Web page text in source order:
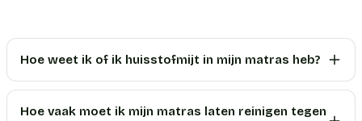
Hoe weet ik of ik huisstofmijt in mijn matras heb?
Hoe vaak moet ik mijn matras laten reinigen tegen